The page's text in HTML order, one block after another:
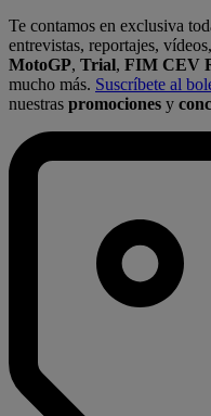
Te contamos en exclusiva
entrevistas, reportajes,
MotoGP, Trial, FIM CEV
mucho más. Suscríbete al
nuestras promociones y